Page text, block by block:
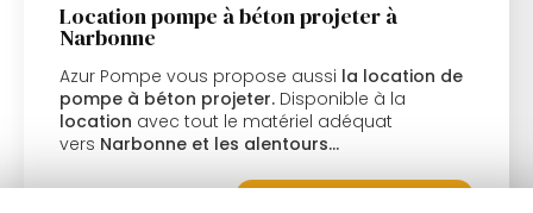
Location pompe à béton projeter à
Narbonne
Azur Pompe vous propose aussi la location de
pompe à béton projeter. Disponible à la
location avec tout le matériel adéquat
vers Narbonne et les alentours…